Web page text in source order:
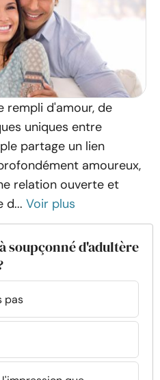
rempli d'amour, de
uniques entre
partage un lien
amoureux,
relation ouverte et
d... Voir plus
soupçonné d'adultère
pas